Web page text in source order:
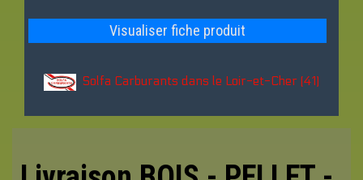
Visualiser fiche produit
Solfa Carburants dans le Loir-et-Cher (41)